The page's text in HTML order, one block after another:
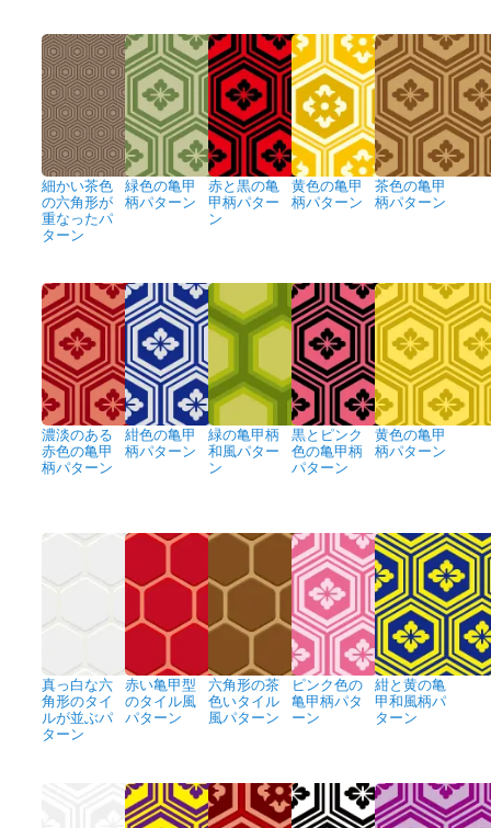
細かい茶色
の六角形が
重なったパ
ターン
緑色の亀甲
柄パターン
赤と黒の亀
甲柄パター
ン
黄色の亀甲
柄パターン
茶色の亀甲
柄パターン
濃淡のある
赤色の亀甲
柄パターン
紺色の亀甲
柄パターン
緑の亀甲柄
和風パター
ン
黒とピンク
色の亀甲柄
パターン
黄色の亀甲
柄パターン
真っ白な六
角形のタイ
ルが並ぶパ
ターン
赤い亀甲型
のタイル風
パターン
六角形の茶
色いタイル
風パターン
ピンク色の
亀甲柄パタ
ーン
紺と黄の亀
甲和風柄パ
ターン